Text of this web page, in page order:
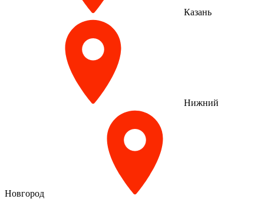
Казань
Нижний
Новгород